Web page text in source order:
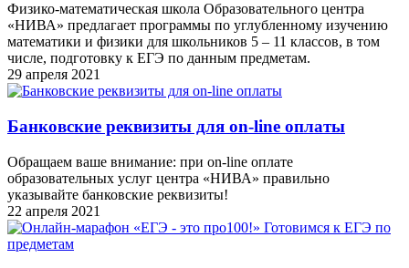
Физико-математическая школа Образовательного центра
«НИВА» предлагает программы по углубленному изучению
математики и физики для школьников 5 – 11 классов, в том
числе, подготовку к ЕГЭ по данным предметам.
29 апреля 2021
Банковские реквизиты для on-line оплаты
Обращаем ваше внимание: при on-line оплате
образовательных услуг центра «НИВА» правильно
указывайте банковские реквизиты!
22 апреля 2021